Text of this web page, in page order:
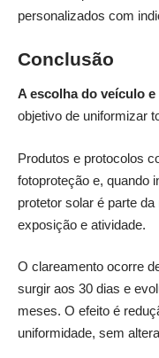
personalizados com
Conclusão
A escolha do veículo
objetivo de uniformizar
Produtos e protocolos
fotoproteção e, quando
protetor solar é parte
exposição e atividade.
O clareamento ocorre
surgir aos 30 dias e
meses. O efeito é
uniformidade, sem